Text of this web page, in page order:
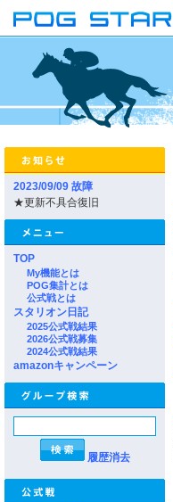
2023/09/09 故障
★更新不具合復旧
TOP
My機能とは
POG集計とは
公式戦とは
スタリオン日記
2025公式戦結果
2026公式戦募集
2024公式戦結果
amazonキャンペーン
履歴消去